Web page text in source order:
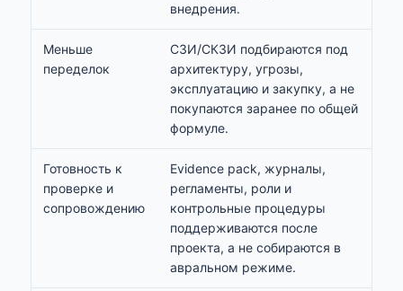
внедрения.
Меньше
переделок
СЗИ/СКЗИ подбираются под
архитектуру, угрозы,
эксплуатацию и закупку, а не
покупаются заранее по общей
формуле.
Готовность к
проверке и
сопровождению
Evidence pack, журналы,
регламенты, роли и
контрольные процедуры
поддерживаются после
проекта, а не собираются в
авральном режиме.